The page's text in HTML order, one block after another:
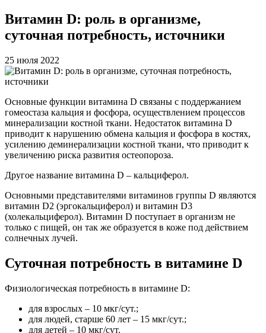
Витамин D: роль в организме,
суточная потребность, источники
25 июля 2022
Основные функции витамина D связаны с поддержанием
гомеостаза кальция и фосфора, осуществлением процессов
минерализации костной ткани. Недостаток витамина D
приводит к нарушению обмена кальция и фосфора в костях,
усилению деминерализации костной ткани, что приводит к
увеличению риска развития остеопороза.
Другое название витамина D – кальциферол.
Основными представителями витаминов группы D являются
витамин D2 (эргокальциферол) и витамин D3
(холекальциферол). Витамин D поступает в организм не
только с пищей, он так же образуется в коже под действием
солнечных лучей.
Суточная потребность в витамине D
Физиологическая потребность в витамине D:
для взрослых – 10 мкг/сут.;
для людей, старше 60 лет – 15 мкг/сут.;
для детей – 10 мкг/сут.